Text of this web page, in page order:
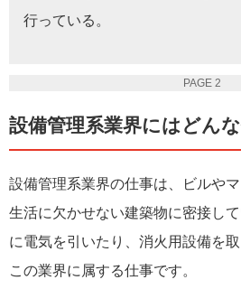
行っている。
PAGE 2
設備管理系業界にはどん
設備管理系業界の仕事は、ビルや
生活に欠かせない建築物に密接し
に電気を引いたり、消火用設備を
この業界に属する仕事です。